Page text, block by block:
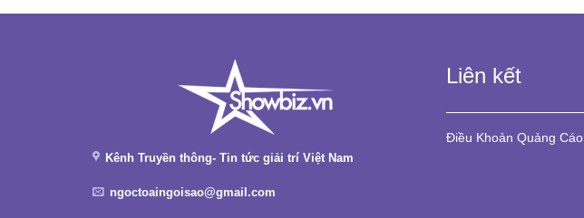
Kênh Truyền thông- Tin tức giải trí Việt Nam
ngoctoaingoisao@gmail.com
Liên kết
Điều Khoản Quảng Cáo